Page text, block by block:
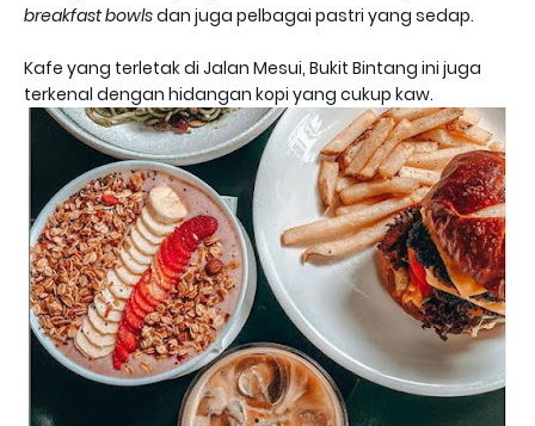
breakfast bowlsdan juga pelbagai pastri yang sedap.
Kafe yang terletak di Jalan Mesui, Bukit Bintang ini juga
terkenal dengan hidangan kopi yang cukup kaw.